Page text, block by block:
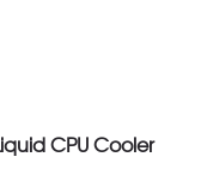
CPU Cooler